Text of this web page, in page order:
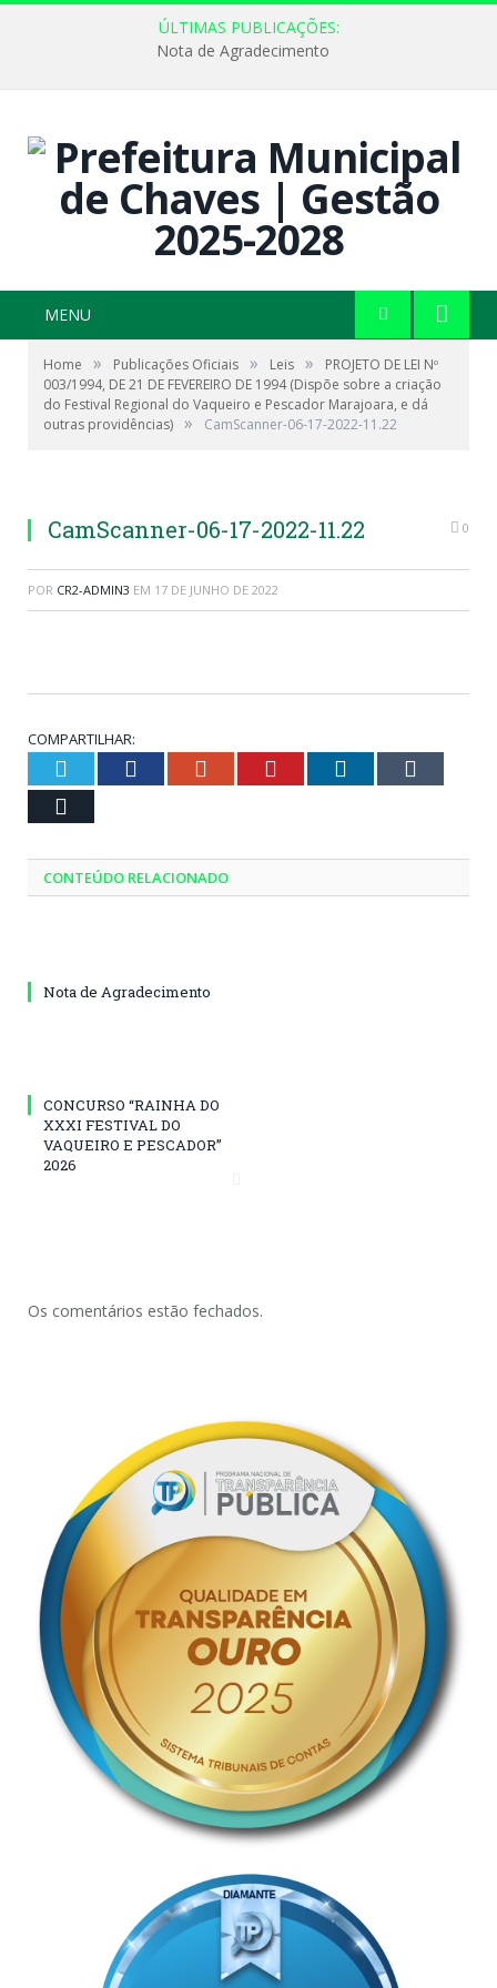
ÚLTIMAS PUBLICAÇÕES:
Nota de Agradecimento
MENU
Home » Publicações Oficiais » Leis »
PROJETO DE LEI Nº
003/1994, DE 21 DE FEVEREIRO DE 1994 (Dispõe sobre a criação
do Festival Regional do Vaqueiro e Pescador Marajoara, e dá
outras providências) » CamScanner-06-17-2022-11.22
CamScanner-06-17-2022-11.22 0
POR CR2-ADMIN3 EM 17 DE JUNHO DE 2022
COMPARTILHAR:
Twitter Facebook Google+ Pinterest LinkedIn
CONTEÚDO RELACIONADO
Nota de Agradecimento
CONCURSO “RAINHA DO
XXXI FESTIVAL DO
VAQUEIRO E PESCADOR”
2026
Os comentários estão fechados.